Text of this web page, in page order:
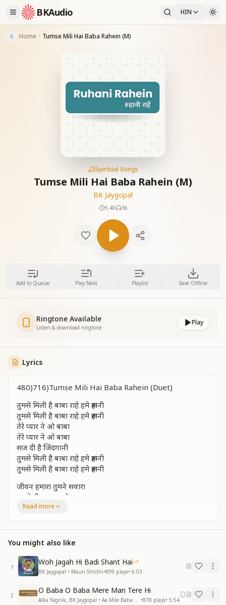
BKAudio HIN
Home Tumse Mili Hai Baba Rahein (M)
Spiritual Songs
Tumse Mili Hai Baba Rahein (M)
BK Jaygopal
5:40 36
Add to Queue Play Next Playlist Save Offline
Ringtone Available
Listen & download ringtone
Play
Lyrics
480)716)Tumse Mili Hai Baba Rahein (Duet)
तुमसे मिली है बाबा राहे हमे रूहानी
तुमसे मिली है बाबा राहे हमे रूहानी
तेरे प्यार ने ओ बाबा
तेरे प्यार ने ओ बाबा
सज दी है जिंदगानी
तुमसे मिली है बाबा राहे हमे रूहानी
तुमसे मिली है बाबा राहे हमे रूहानी
जीवन हमारा तुमने सवारा
तुमसे ही पाया हमने सहारा
अपना बनाए हमको
मुरली तेरी सुहानी
तुमसे मिली है बाबा राहे हमे रूहानी
तुमसे मिली है बाबा राहे हमे रूहानी
संगम का आया मौसम प्यारा
फिर खिल गया है गुलशन हमारा
हर फूल देके खुशबू
हर फूल देके खुशबू
Read more
You might also like
1
Woh Jagah Hi Badi Shant Hai
BK Jaygopal • Maun Sthithi•899 plays• 6:03
2
O Baba O Baba Mere Man Tere Hi
•878 plays• 5:54